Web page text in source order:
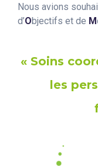
Nous avions
d’Objectifs et de M
« Soins
les